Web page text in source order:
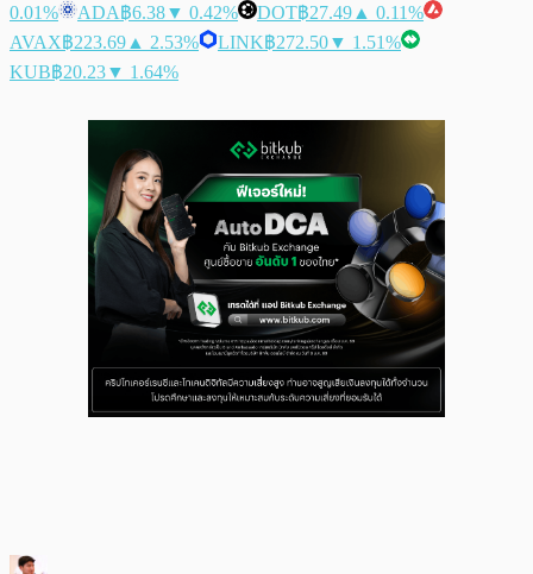
0.01%
ADA฿6.38▼ 0.42% DOT฿27.49 ▲ 0.11%
AVAX฿223.69 ▲ 2.53% LINK฿272.50▼ 1.51%
KUB฿20.23▼ 1.64%